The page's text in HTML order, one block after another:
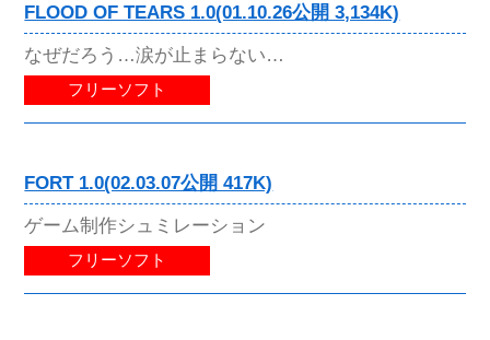
FLOOD OF TEARS 1.0(01.10.26公開 3,134K)
なぜだろう…涙が止まらない…
フリーソフト
FORT 1.0(02.03.07公開 417K)
ゲーム制作シュミレーション
フリーソフト